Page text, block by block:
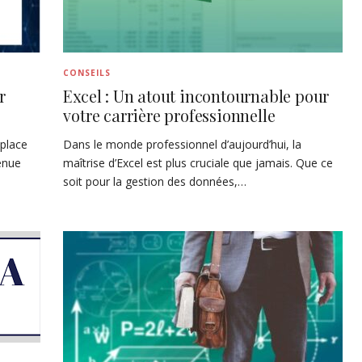
CONSEILS
Excel : Un atout incontournable pour
votre carrière professionnelle
Dans le monde professionnel d’aujourd’hui, la
maîtrise d’Excel est plus cruciale que jamais. Que ce
soit pour la gestion des données,…